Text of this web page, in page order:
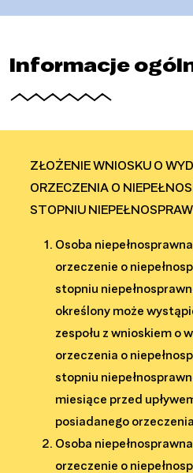
Informacje
ZŁOŻENIE WNIOSKU O
ORZECZENIA O
STOPNIU
Osoba
orzeczenie o
stopniu
określony może
zespołu z wnioskiem o
orzeczenia o
stopniu
miesiące przed
posiadanego
Osoba
orzeczenie o